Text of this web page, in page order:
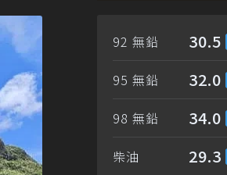
92 無鉛 30.5
95 無鉛 32.0
98 無鉛 34.0
柴油 29.3